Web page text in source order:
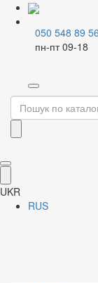
050 548 89 56
пн-пт 09-18
UKR
RUS
Home Каталог